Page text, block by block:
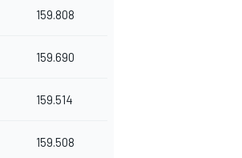
159.808
159.690
159.514
159.508